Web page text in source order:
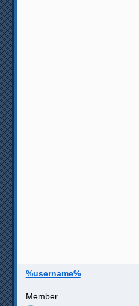
%username%
Member